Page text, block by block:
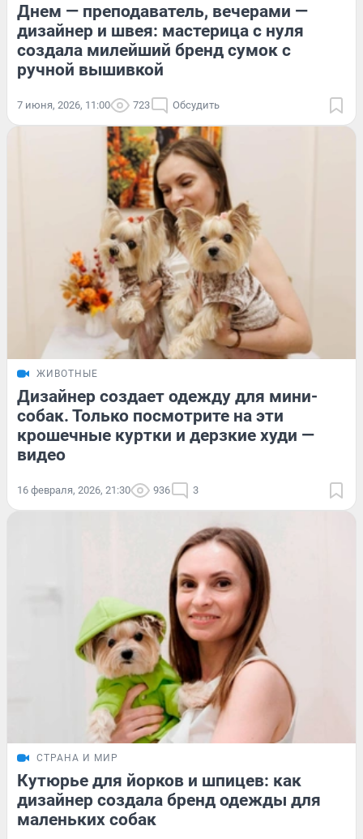
Днем — преподаватель, вечерами —
дизайнер и швея: мастерица с нуля
создала милейший бренд сумок с
ручной вышивкой
7 июня, 2026, 11:00 723 Обсудить
ЖИВОТНЫЕ
Дизайнер создает одежду для мини-
собак. Только посмотрите на эти
крошечные куртки и дерзкие худи —
видео
16 февраля, 2026, 21:30 936 3
СТРАНА И МИР
Кутюрье для йорков и шпицев: как
дизайнер создала бренд одежды для
маленьких собак